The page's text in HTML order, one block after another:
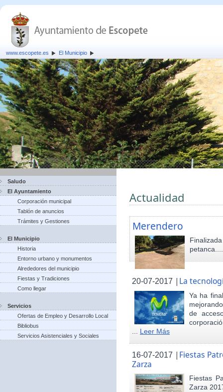
www.escopete.es El Municipio
Saludo
El Ayuntamiento
Corporación municipal
Tablón de anuncios
Trámites y Gestiones
El Municipio
Historia
Entorno urbano y monumentos
Alrededores del municipio
Fiestas y Tradiciones
Como llegar
Servicios
Ofertas de Empleo y Desarrollo Local
Bibliobus
Servicios Asistenciales y Sociales
Actualidad
Merendero
20-07-2017 | La
Ya ha
de
Leer Más
16-07-2017 | Fiestas
Zarza
Fiestas
Zarza